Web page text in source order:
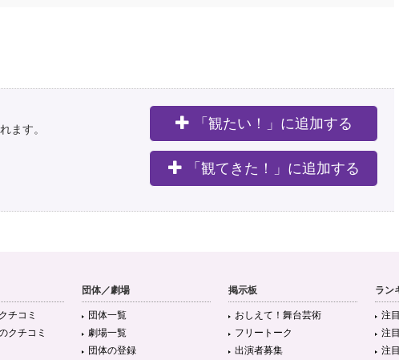
ます。
「観たい！」に追加する
「観てきた！」に追加する
チコミ
クチコミ
団体／劇場
団体一覧
劇場一覧
団体の登録
掲示板
おしえて！舞台芸術
フリートーク
出演者募集
ラン
注
注
注